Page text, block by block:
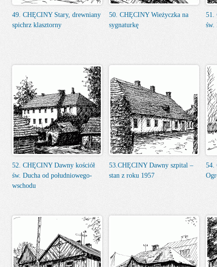
49. CHĘCINY Stary, drewniany
spichrz klasztorny
50. CHĘCINY Wieżyczka na
sygnaturkę
51.
św.
52. CHĘCINY Dawny kościół
św. Ducha od południowego-
wschodu
53.CHĘCINY Dawny szpital –
stan z roku 1957
54.